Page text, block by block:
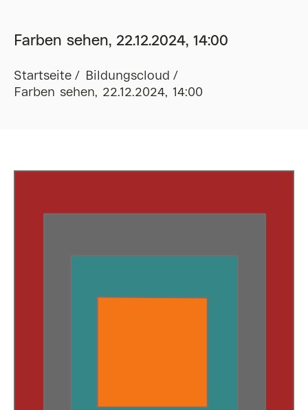
Farben sehen, 22.12.2024, 14:00
Startseite
Bildungscloud
Farben sehen, 22.12.2024, 14:00